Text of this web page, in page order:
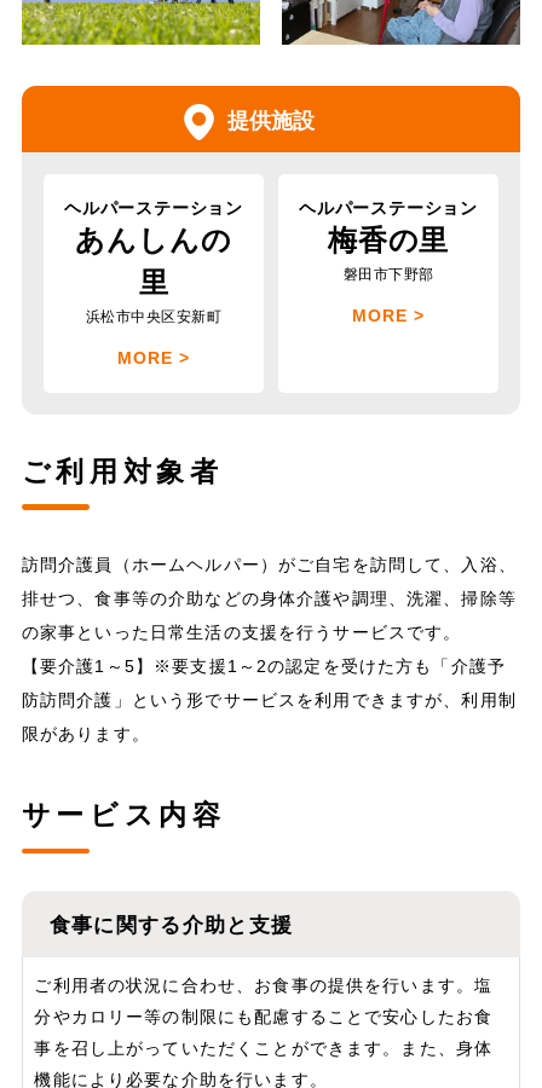
提供施設
ヘルパーステーション
あんしんの
里
浜松市中央区安新町
MORE >
ヘルパーステーション
梅香の里
磐田市下野部
MORE >
ご利用対象者
訪問介護員（ホームヘルパー）がご自宅を訪問して、入浴、
排せつ、食事等の介助などの身体介護や調理、洗濯、掃除等
の家事といった日常生活の支援を行うサービスです。
【要介護1～5】※要支援1～2の認定を受けた方も「介護予
防訪問介護」という形でサービスを利用できますが、利用制
限があります。
サービス内容
食事に関する介助と支援
ご利用者の状況に合わせ、お食事の提供を行います。塩
分やカロリー等の制限にも配慮することで安心したお食
事を召し上がっていただくことができます。また、身体
機能により必要な介助を行います。